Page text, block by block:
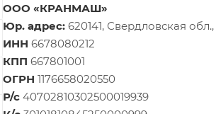
ООО «КРАНМАШ»
Юр. адрес: 620141, Свердловская
ИНН 6678080212
КПП 667801001
ОГРН 1176658020550
Р/с 40702810302500019939